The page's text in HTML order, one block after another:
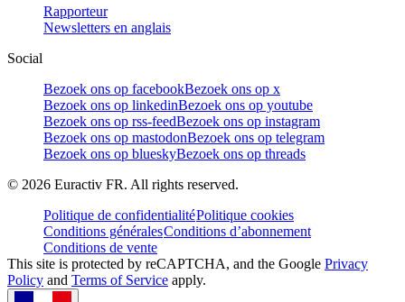
Rapporteur
Newsletters en anglais
Social
Bezoek ons op facebookBezoek ons op x
Bezoek ons op linkedinBezoek ons op youtube
Bezoek ons op rss-feedBezoek ons op instagram
Bezoek ons op mastodonBezoek ons op telegram
Bezoek ons op blueskyBezoek ons op threads
© 2026 Euractiv FR. All rights reserved.
Politique de confidentialitéPolitique cookies
Conditions généralesConditions d’abonnement
Conditions de vente
This site is protected by reCAPTCHA, and the Google Privacy
Policy and Terms of Service apply.